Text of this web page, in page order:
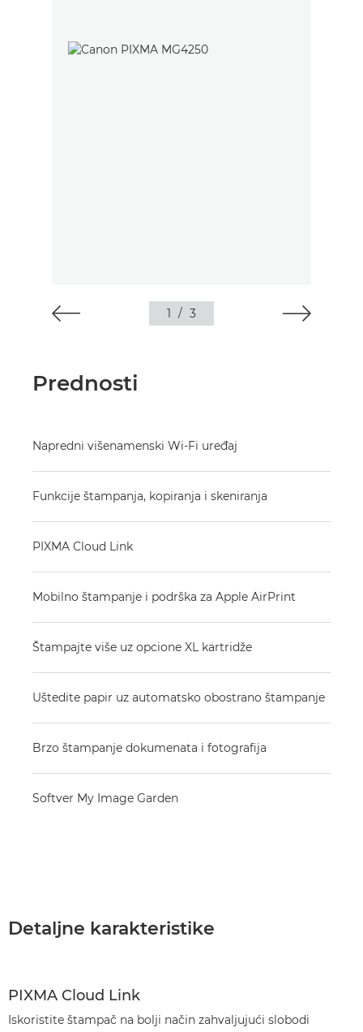
1 / 3
Prednosti
Napredni višenamenski Wi-Fi uređaj
Funkcije štampanja, kopiranja i skeniranja
PIXMA Cloud Link
Mobilno štampanje i podrška za Apple AirPrint
Štampajte više uz opcione XL kartridže
Uštedite papir uz automatsko obostrano štampanje
Brzo štampanje dokumenata i fotografija
Softver My Image Garden
Detaljne karakteristike
PIXMA Cloud Link
Iskoristite štampač na bolji način zahvaljujući slobodi